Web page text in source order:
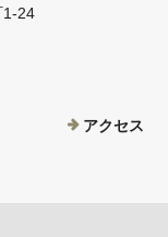
1-24
アクセス